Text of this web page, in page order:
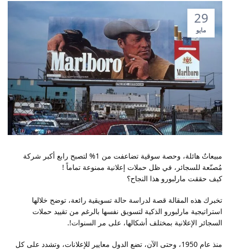
29
مايو
مبيعاتٌ هائلة، وحصة سوقية تضاعفت من 1% لتصبح رابع أكبر شركة
مُصنّعة للسجائر، في ظل حملات إعلانية ممنوعة تماماً !
كيف حققت مارلبورو هذا النجاح؟
تخبرك هذه المقالة قصة لدراسة حالة تسويقية رائعة، توضح خلالها
استراتيجية مارلبورو الذكية لتسويق نفسها بالرغم من تقييد حملات
السجائر الإعلانية بمختلف أشكالها، على مر السنوات!.
منذ عام 1950، وحتى الآن، تضع الدول معايير للإعلانات، وتشدد على كل